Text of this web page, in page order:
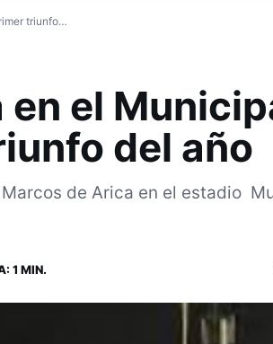
triunfo…
el
del año
de Arica en el estadio
1 MIN.